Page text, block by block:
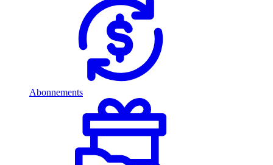
Abonnements